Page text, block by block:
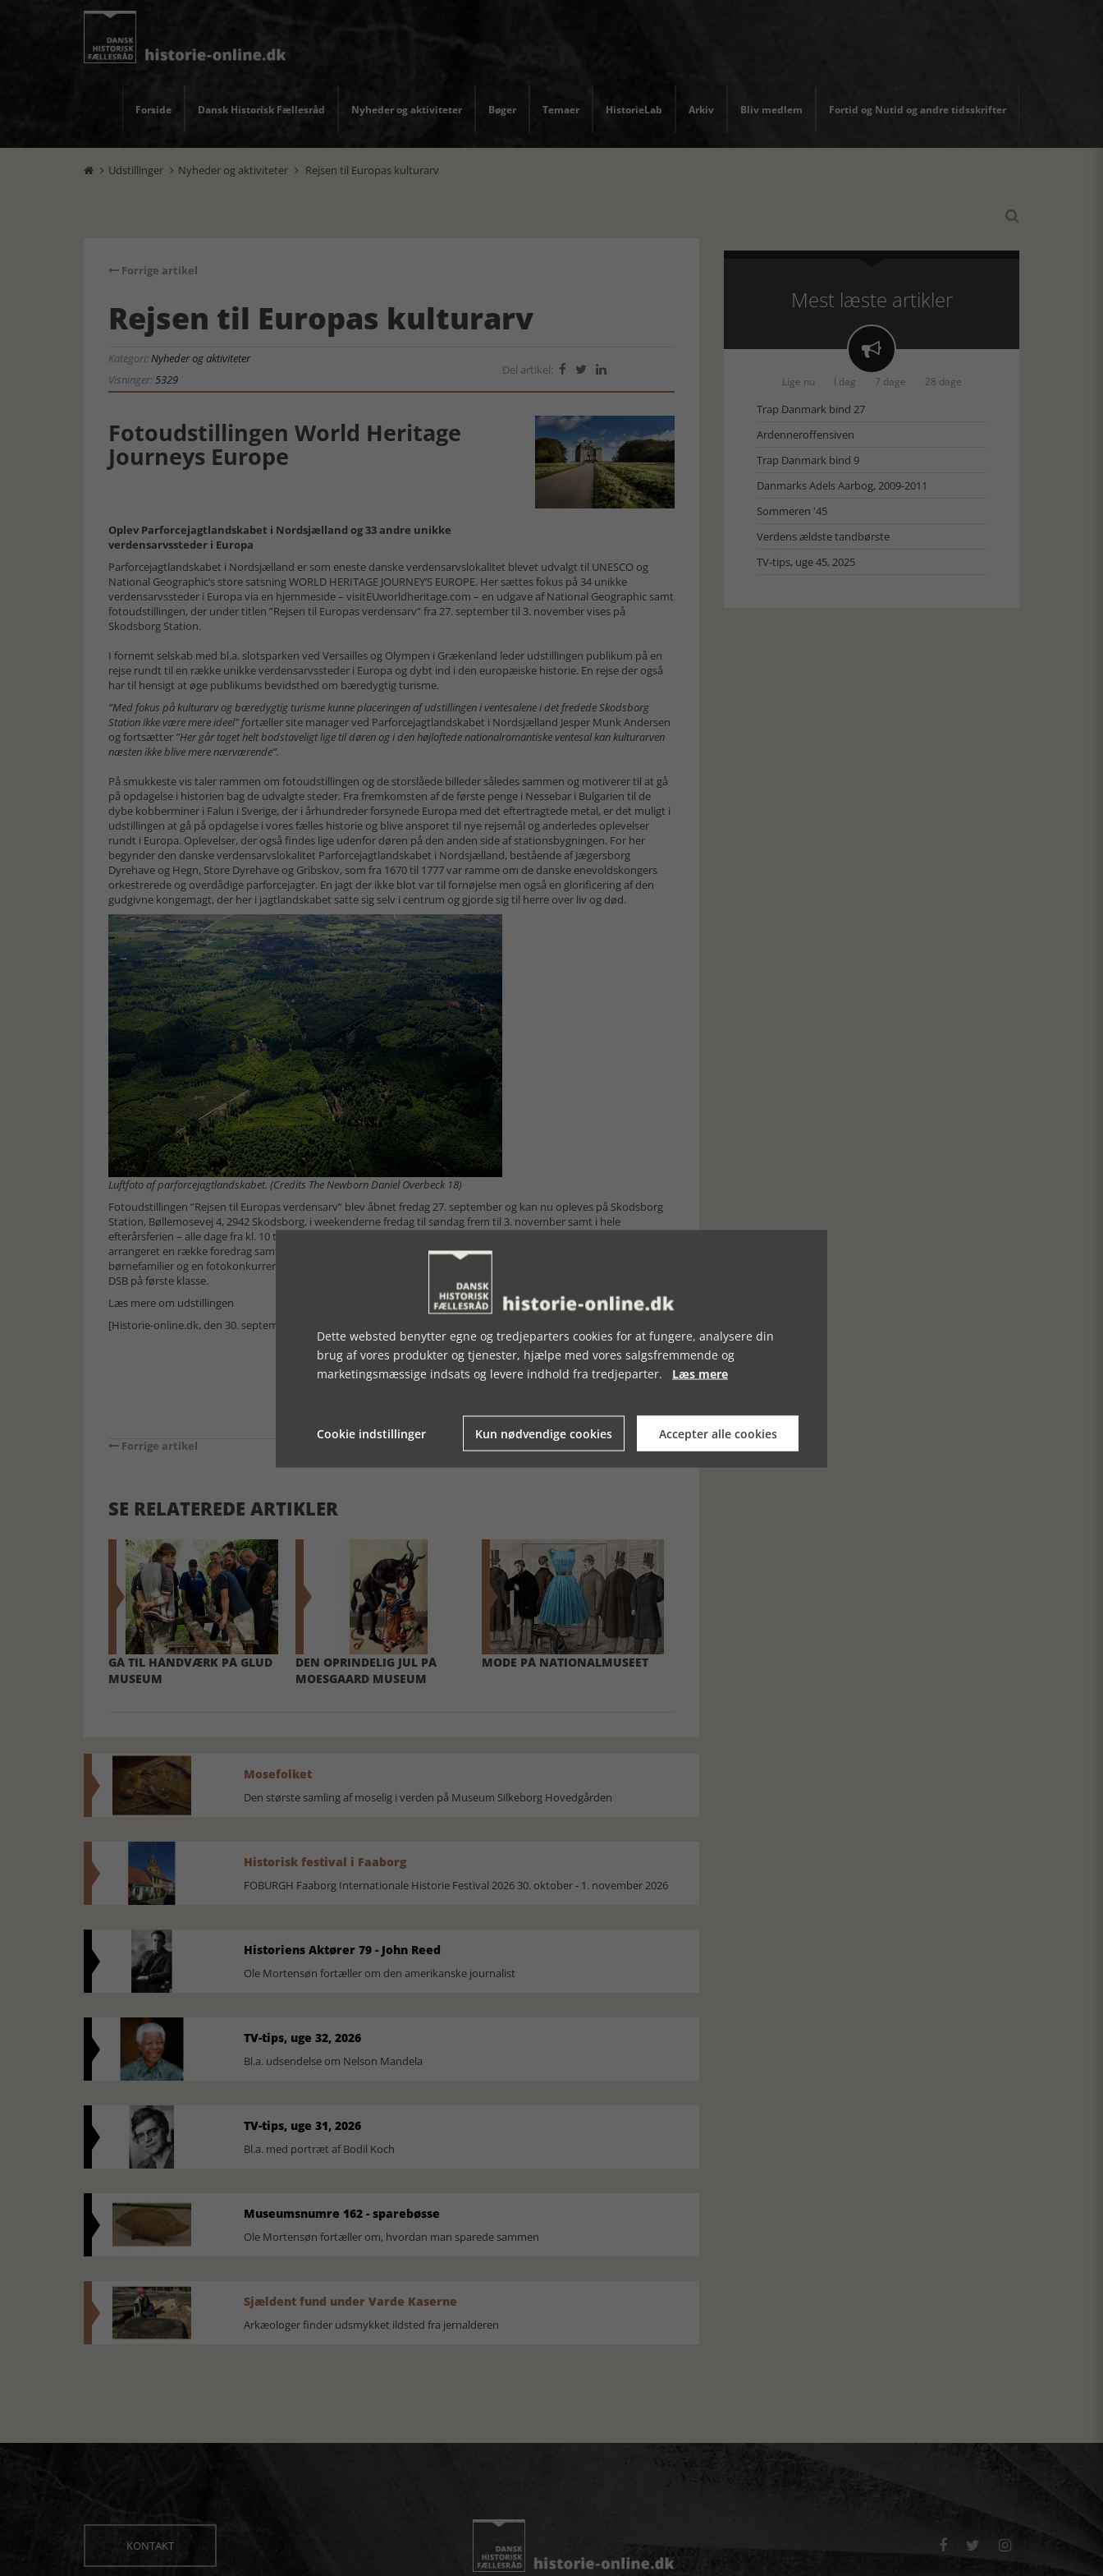
Forside Dansk Historisk Fællesråd Nyheder og aktiviteter Bøger Temaer HistorieLab Arkiv Bliv medlem Fortid og Nutid og andre tidsskrifter
 Udstillinger  Nyheder og aktiviteter  Rejsen til Europas kulturarv

Forrige artikel
Rejsen til Europas kulturarv
Kategori:Nyheder og aktiviteter
Visninger:5329
Del artikel:   
Fotoudstillingen World Heritage
Journeys Europe
Oplev Parforcejagtlandskabet i Nordsjælland og 33 andre unikke
verdensarvssteder i Europa
Parforcejagtlandskabet i Nordsjælland er som eneste danske verdensarvslokalitet blevet udvalgt til UNESCO og
National Geographic’s store satsning WORLD HERITAGE JOURNEY’S EUROPE. Her sættes fokus på 34 unikke
verdensarvssteder i Europa via en hjemmeside – visitEUworldheritage.com – en udgave af National Geographic samt
fotoudstillingen, der under titlen ”Rejsen til Europas verdensarv” fra 27. september til 3. november vises på
Skodsborg Station.
I fornemt selskab med bl.a. slotsparken ved Versailles og Olympen i Grækenland leder udstillingen publikum på en
rejse rundt til en række unikke verdensarvssteder i Europa og dybt ind i den europæiske historie. En rejse der også
har til hensigt at øge publikums bevidsthed om bæredygtig turisme.
”Med fokus på kulturarv og bæredygtig turisme kunne placeringen af udstillingen i ventesalene i det fredede Skodsborg
Station ikke være mere ideel” fortæller site manager ved Parforcejagtlandskabet i Nordsjælland Jesper Munk Andersen
og fortsætter ”Her går toget helt bodstaveligt lige til døren og i den højloftede nationalromantiske ventesal kan kulturarven
næsten ikke blive mere nærværende”.
På smukkeste vis taler rammen om fotoudstillingen og de storslåede billeder således sammen og motiverer til at gå
på opdagelse i historien bag de udvalgte steder. Fra fremkomsten af de første penge i Nessebar i Bulgarien til de
dybe kobberminer i Falun i Sverige, der i århundreder forsynede Europa med det eftertragtede metal, er det muligt i
udstillingen at gå på opdagelse i vores fælles historie og blive ansporet til nye rejsemål og anderledes oplevelser
rundt i Europa. Oplevelser, der også findes lige udenfor døren på den anden side af stationsbygningen. For her
begynder den danske verdensarvslokalitet Parforcejagtlandskabet i Nordsjælland, bestående af Jægersborg
Dyrehave og Hegn, Store Dyrehave og Gribskov, som fra 1670 til 1777 var ramme om de danske enevoldskongers
orkestrerede og overdådige parforcejagter. En jagt der ikke blot var til fornøjelse men også en glorificering af den
gudgivne kongemagt, der her i jagtlandskabet satte sig selv i centrum og gjorde sig til herre over liv og død.
Luftfoto af parforcejagtlandskabet. (Credits The Newborn Daniel Overbeck 18)
Fotoudstillingen ”Rejsen til Europas verdensarv” blev åbnet fredag 27. september og kan nu opleves på Skodsborg
Station, Bøllemosevej 4, 2942 Skodsborg, i weekenderne fredag til søndag frem til 3. november samt i hele
efterårsferien – alle dage fra kl. 10 til kl. 16. Det er gratis at besøge udstillingen. I tilknytning til udstillingen vil der blive
arrangeret en række foredrag samt ture i Jægersborg Hegn, ligesom der i efterårsferien vil være aktiviteter for
børnefamilier og en fotokonkurrence, hvor man kan vinde en rejse for to til Berlin og se på mere verdensarv med
DSB på første klasse.
Læs mere om udstillingen
[Historie-online.dk, den 30. september 2019]
Forrige artikel
SE RELATEREDE ARTIKLER
GÅ TIL HÅNDVÆRK PÅ GLUD
MUSEUM
DEN OPRINDELIG JUL PÅ
MOESGAARD MUSEUM
MODE PÅ NATIONALMUSEET
Mosefolket
Den største samling af moselig i verden på Museum Silkeborg Hovedgården
Historisk festival i Faaborg
FOBURGH Faaborg Internationale Historie Festival 2026 30. oktober - 1. november 2026
Historiens Aktører 79 - John Reed
Ole Mortensøn fortæller om den amerikanske journalist
TV-tips, uge 32, 2026
Bl.a. udsendelse om Nelson Mandela
TV-tips, uge 31, 2026
Bl.a. med portræt af Bodil Koch
Museumsnumre 162 - sparebøsse
Ole Mortensøn fortæller om, hvordan man sparede sammen
Sjældent fund under Varde Kaserne
Arkæologer finder udsmykket ildsted fra jernalderen
Mest læste artikler

Lige nu I dag 7 dage 28 dage
Trap Danmark bind 27
Ardenneroffensiven
Trap Danmark bind 9
Danmarks Adels Aarbog, 2009-2011
Sommeren '45
Verdens ældste tandbørste
TV-tips, uge 45, 2025
KONTAKT   
Dette websted benytter egne og tredjeparters cookies for at fungere, analysere din
brug af vores produkter og tjenester, hjælpe med vores salgsfremmende og
marketingsmæssige indsats og levere indhold fra tredjeparter. Læs mere
Cookie indstillinger Kun nødvendige cookies Accepter alle cookies